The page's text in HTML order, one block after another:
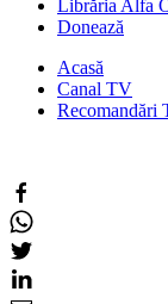
Librăria Alfa
Donează
Acasă
Canal TV
Recomandări